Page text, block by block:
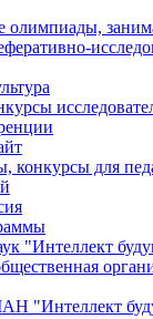
олимпиады,
конкурсы для
"Интеллект
"Интеллект